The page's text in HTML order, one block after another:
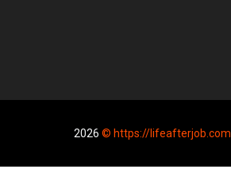
2026 © https://lifeafterjob.com